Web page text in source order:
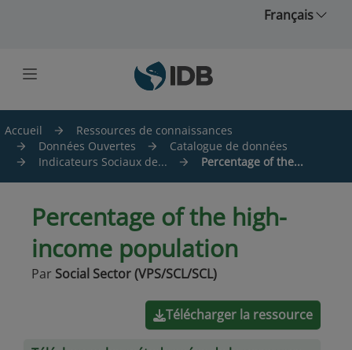
Français
Accueil
Ressources de connaissances
Données Ouvertes
Catalogue de données
Indicateurs Sociaux de...
Percentage of the...
Percentage of the high-
income population
Par Social Sector (VPS/SCL/SCL)
Télécharger la ressource